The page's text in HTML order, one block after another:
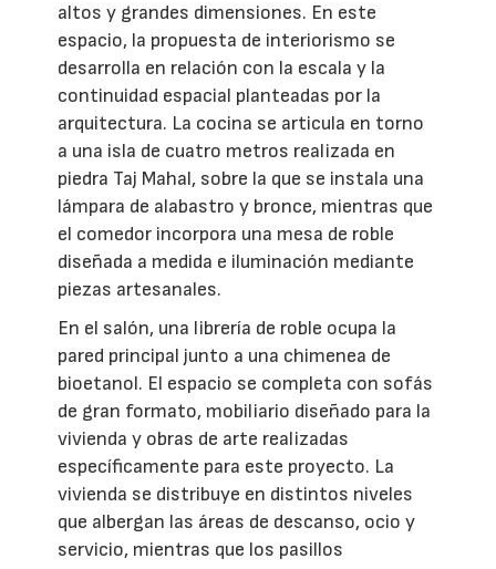
altos y grandes dimensiones. En este
espacio, la propuesta de interiorismo se
desarrolla en relación con la escala y la
continuidad espacial planteadas por la
arquitectura. La cocina se articula en torno
a una isla de cuatro metros realizada en
piedra Taj Mahal, sobre la que se instala una
lámpara de alabastro y bronce, mientras que
el comedor incorpora una mesa de roble
diseñada a medida e iluminación mediante
piezas artesanales.
En el salón, una librería de roble ocupa la
pared principal junto a una chimenea de
bioetanol. El espacio se completa con sofás
de gran formato, mobiliario diseñado para la
vivienda y obras de arte realizadas
específicamente para este proyecto. La
vivienda se distribuye en distintos niveles
que albergan las áreas de descanso, ocio y
servicio, mientras que los pasillos